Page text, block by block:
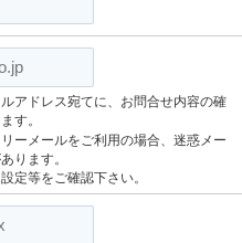
アドレス宛てに、お問合せ内容の確
す。
ーメールをご利用の場合、迷惑メー
ります。
定等をご確認下さい。